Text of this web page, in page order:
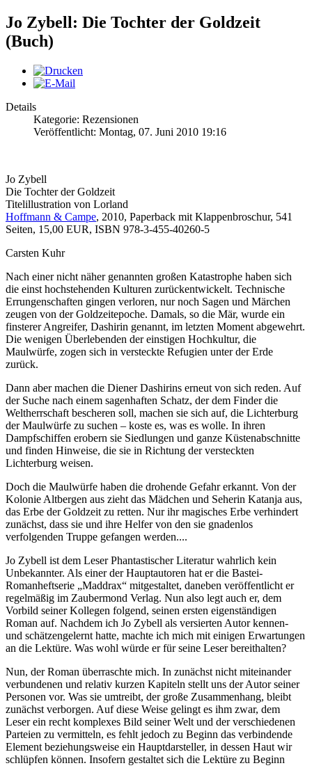
Jo Zybell: Die Tochter der Goldzeit
(Buch)
Details
Kategorie: Rezensionen
Veröffentlicht: Montag, 07. Juni 2010 19:16
Jo Zybell
Die Tochter der Goldzeit
Titelillustration von Lorland
Hoffmann & Campe, 2010, Paperback mit Klappenbroschur, 541
Seiten, 15,00 EUR, ISBN 978-3-455-40260-5
Carsten Kuhr
Nach einer nicht näher genannten großen Katastrophe haben sich
die einst hochstehenden Kulturen zurückentwickelt. Technische
Errungenschaften gingen verloren, nur noch Sagen und Märchen
zeugen von der Goldzeitepoche. Damals, so die Mär, wurde ein
finsterer Angreifer, Dashirin genannt, im letzten Moment abgewehrt.
Die wenigen Überlebenden der einstigen Hochkultur, die
Maulwürfe, zogen sich in versteckte Refugien unter der Erde
zurück.
Dann aber machen die Diener Dashirins erneut von sich reden. Auf
der Suche nach einem sagenhaften Schatz, der dem Finder die
Weltherrschaft bescheren soll, machen sie sich auf, die Lichterburg
der Maulwürfe zu suchen – koste es, was es wolle. In ihren
Dampfschiffen erobern sie Siedlungen und ganze Küstenabschnitte
und finden Hinweise, die sie in Richtung der versteckten
Lichterburg weisen.
Doch die Maulwürfe haben die drohende Gefahr erkannt. Von der
Kolonie Altbergen aus zieht das Mädchen und Seherin Katanja aus,
das Erbe der Goldzeit zu retten. Nur ihr magisches Erbe verhindert
zunächst, dass sie und ihre Helfer von den sie gnadenlos
verfolgenden Truppe gefangen werden....
Jo Zybell ist dem Leser Phantastischer Literatur wahrlich kein
Unbekannter. Als einer der Hauptautoren hat er die Bastei-
Romanheftserie „Maddrax“ mitgestaltet, daneben veröffentlicht er
regelmäßig im Zaubermond Verlag. Nun also legt auch er, dem
Vorbild seiner Kollegen folgend, seinen ersten eigenständigen
Roman auf. Nachdem ich Jo Zybell als versierten Autor kennen-
und schätzengelernt hatte, machte ich mich mit einigen Erwartungen
an die Lektüre. Was wohl würde er für seine Leser bereithalten?
Nun, der Roman überraschte mich. In zunächst nicht miteinander
verbundenen und relativ kurzen Kapiteln stellt uns der Autor seiner
Personen vor. Was sie umtreibt, der große Zusammenhang, bleibt
zunächst verborgen. Auf diese Weise gelingt es ihm zwar, dem
Leser ein recht komplexes Bild seiner Welt und der verschiedenen
Parteien zu vermitteln, es fehlt jedoch zu Beginn das verbindende
Element beziehungsweise ein Hauptdarsteller, in dessen Haut wir
schlüpfen können. Insofern gestaltet sich die Lektüre zu Beginn